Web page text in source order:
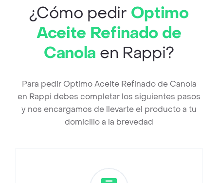
¿Cómo pedir Optimo
Aceite Refinado de
Canola en Rappi?
Para pedir Optimo Aceite Refinado de Canola
en Rappi debes completar los siguientes pasos
y nos encargamos de llevarte el producto a tu
domicilio a la brevedad